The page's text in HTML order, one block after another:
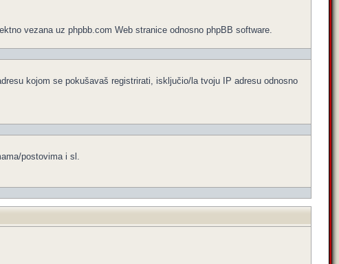
vezana uz phpbb.com Web stranice odnosno phpBB software.
kojom se pokušavaš registrirati, isključio/la tvoju IP adresu odnosno
postovima i sl.